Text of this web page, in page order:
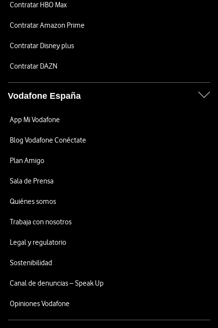
Contratar HBO Max
Contratar Amazon Prime
Contratar Disney plus
Contratar DAZN
Vodafone España
App Mi Vodafone
Blog Vodafone Conéctate
Plan Amigo
Sala de Prensa
Quiénes somos
Trabaja con nosotros
Legal y regulatorio
Sostenibilidad
Canal de denuncias – Speak Up
Opiniones Vodafone